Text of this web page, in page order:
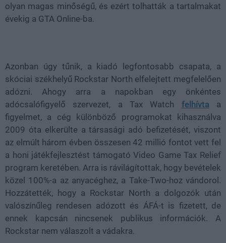
olyan magas minőségű, és ezért tolhatták a tartalmakat
évekig a GTA Online-ba.
Azonban úgy tűnik, a kiadó legfontosabb csapata, a
skóciai székhelyű Rockstar North elfelejtett megfelelően
adózni. Ahogy arra a napokban egy önkéntes
adócsalófigyelő szervezet, a Tax Watch felhívta a
figyelmet, a cég különböző programokat kihasználva
2009 óta elkerülte a társasági adó befizetését, viszont
az elmúlt három évben összesen 42 millió fontot vett fel
a honi játékfejlesztést támogató Video Game Tax Relief
program keretében. Arra is rávilágítottak, hogy bevételek
közel 100%-a az anyacéghez, a Take-Two-hoz vándorol.
Hozzátették, hogy a Rockstar North a dolgozók után
valószínűleg rendesen adózott és ÁFÁ-t is fizetett, de
ennek kapcsán nincsenek publikus információk. A
Rockstar nem válaszolt a vádakra.